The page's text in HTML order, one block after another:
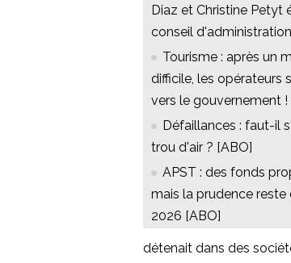
Diaz et Christine Petyt
conseil d'administration
Tourisme : après un
difficile, les opérateurs
vers le gouvernement !
Défaillances : faut-il
trou d'air ? [ABO]
APST : des fonds
mais la prudence reste
2026 [ABO]
détenait dans des